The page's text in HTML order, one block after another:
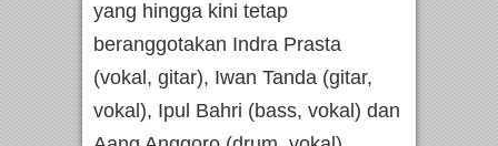
yang hingga kini tetap
beranggotakan Indra Prasta
(vokal, gitar), Iwan Tanda (gitar,
vokal), Ipul Bahri (bass, vokal) dan